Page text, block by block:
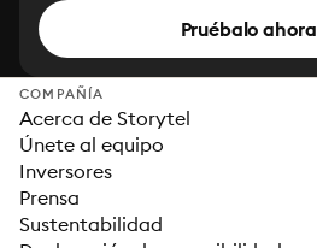
Pruébalo ahora
COMPAÑÍA
Acerca de Storytel
Únete al equipo
Inversores
Prensa
Sustentabilidad